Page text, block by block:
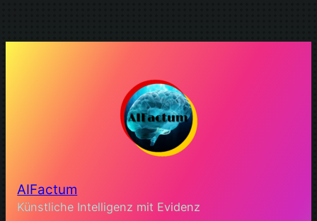
AIFactum
Künstliche Intelligenz mit Evidenz